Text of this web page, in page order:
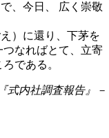
、今日、 広く崇敬
）に還り、下茅を
なればとて、立寄
である。
式内社調査報告』－